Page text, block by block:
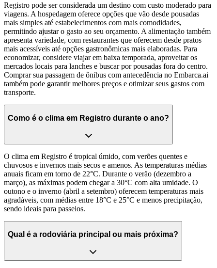
Registro pode ser considerada um destino com custo moderado para
viagens. A hospedagem oferece opções que vão desde pousadas
mais simples até estabelecimentos com mais comodidades,
permitindo ajustar o gasto ao seu orçamento. A alimentação também
apresenta variedade, com restaurantes que oferecem desde pratos
mais acessíveis até opções gastronômicas mais elaboradas. Para
economizar, considere viajar em baixa temporada, aproveitar os
mercados locais para lanches e buscar por pousadas fora do centro.
Comprar sua passagem de ônibus com antecedência no Embarca.ai
também pode garantir melhores preços e otimizar seus gastos com
transporte.
Como é o clima em Registro durante o ano?
O clima em Registro é tropical úmido, com verões quentes e
chuvosos e invernos mais secos e amenos. As temperaturas médias
anuais ficam em torno de 22°C. Durante o verão (dezembro a
março), as máximas podem chegar a 30°C com alta umidade. O
outono e o inverno (abril a setembro) oferecem temperaturas mais
agradáveis, com médias entre 18°C e 25°C e menos precipitação,
sendo ideais para passeios.
Qual é a rodoviária principal ou mais próxima?